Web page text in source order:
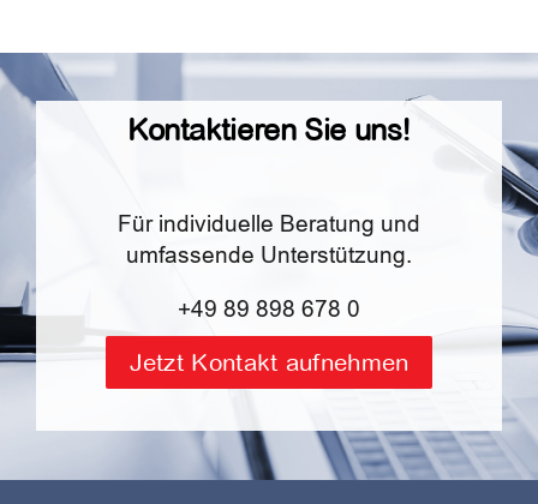
Kontaktieren Sie uns!
Für individuelle Beratung und
umfassende Unterstützung.
+49 89 898 678 0
Jetzt Kontakt aufnehmen